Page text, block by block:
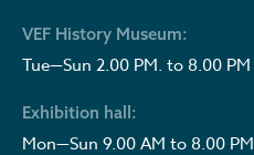
VEF History Museum:
Tue—Sun 2.00 PM. to 8.00 PM
Exhibition hall:
Mon—Sun 9.00 AM to 8.00 PM